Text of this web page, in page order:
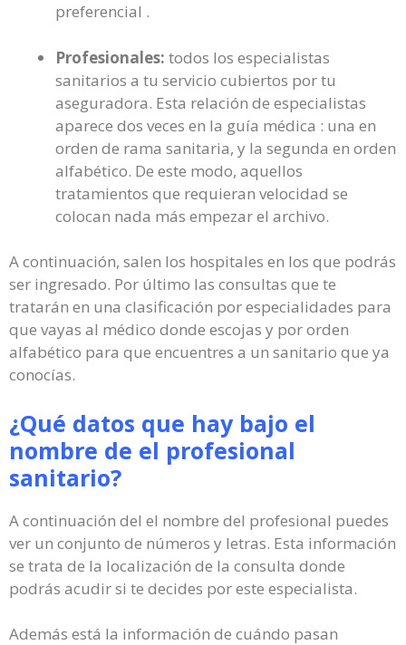
preferencial .
Profesionales: todos los especialistas
sanitarios a tu servicio cubiertos por tu
aseguradora. Esta relación de especialistas
aparece dos veces en la guía médica : una en
orden de rama sanitaria, y la segunda en orden
alfabético. De este modo, aquellos
tratamientos que requieran velocidad se
colocan nada más empezar el archivo.
A continuación, salen los hospitales en los que podrás
ser ingresado. Por último las consultas que te
tratarán en una clasificación por especialidades para
que vayas al médico donde escojas y por orden
alfabético para que encuentres a un sanitario que ya
conocías.
¿Qué datos que hay bajo el
nombre de el profesional
sanitario?
A continuación del el nombre del profesional puedes
ver un conjunto de números y letras. Esta información
se trata de la localización de la consulta donde
podrás acudir si te decides por este especialista.
Además está la información de cuándo pasan